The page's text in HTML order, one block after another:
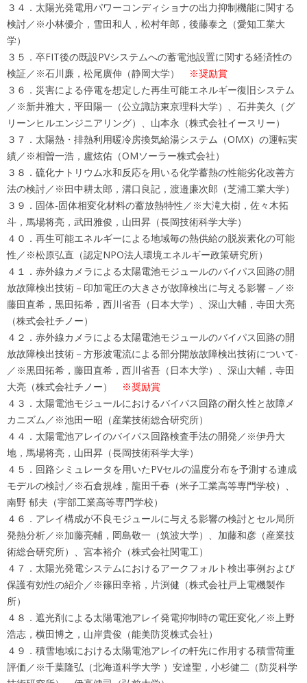
３４．太陽光発電用パワーコンディショナの出力抑制機能に関する
検討／※小林優介，雪田和人，松村年郎，後藤泰之（愛知工業大
学）
３５．卒FIT後の既設PVシステムへの蓄電池設置に関する経済性の
検証／※石川廉，松尾廣伸（静岡大学）
※奨励賞
３６．災害による停電を想定した再生可能エネルギー復旧システム
／※新井雅大，平田陽一（公立諏訪東京理科大学）、石井美久（グ
リーンヒルエンジニアリング）、山本永（株式会社イースリー）
３７．太陽熱・排熱利用暖冷房換気給湯システム（OMX）の運転実
績／※相曽一浩，盧炫佑（OMソーラー株式会社）
３８．硫化ナトリウム水和反応を用いる化学蓄熱の性能劣化改善方
法の検討／※田中耕太郎，溝口良記，渡邉廉次郎（芝浦工業大学）
３９．固体-固体相変化材料の蓄放熱特性／※大滝大樹，佐々木拓
斗，馬場将亮，武田雅俊，山田昇（長岡技術科学大学）
４０．再生可能エネルギーによる地域毎の熱供給の脱炭素化の可能
性／※松原弘直（認定NPO法人環境エネルギー政策研究所）
４１．赤外線カメラによる太陽電池モジュールのバイパス回路の開
放故障検出技術－印加電圧の大きさが故障検出に与える影響－／※
藤田直希，黒田拓希，西川省吾（日本大学）、深山大輔，寺田大亮
（株式会社チノー）
４２．赤外線カメラによる太陽電池モジュールのバイパス回路の開
放故障検出技術－方形波電流による部分開放故障検出技術について-
／※黒田拓希，藤田直希，西川省吾（日本大学）、深山大輔，寺田
大亮（株式会社チノー）
※奨励賞
４３．太陽電池モジュールにおけるバイパス回路の耐久性と故障メ
カニズム／※池田一昭（産業技術総合研究所）
４４．太陽電池アレイのバイパス回路検査手法の開発／※伊丹大
地，馬場将亮，山田昇（長岡技術科学大学）
４５．回路シミュレータを用いたPVセルの温度分布を予測する連成
モデルの検討／※石倉規雄，龍田千春（米子工業高等専門学校）、
南野 郁夫（宇部工業高等専門学校）
４６．アレイ構成が不良モジュールに与える影響の検討とセル局所
発熱分析／※加藤亮輔，岡島敬一（筑波大学）、加藤和彦（産業技
術総合研究所）、宮本裕介（株式会社関電工）
４７．太陽光発電システムにおけるアークフォルト検出事例および
保護有効性の紹介／※篠田幸裕，片渕健（株式会社戸上電機製作
所）
４８．遮光剤による太陽電池アレイ発電抑制時の電圧変化／※上野
浩志，横田博之，山岸貴俊（能美防災株式会社）
４９．積雪地域における太陽電池アレイの軒先に作用する積雪荷重
評価／※千葉隆弘（北海道科学大学 ）安達聖，小杉健二（防災科学